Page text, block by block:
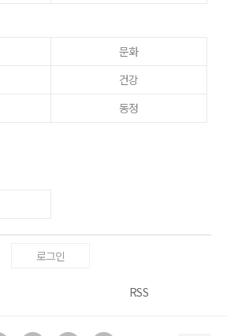
문화
건강
동정
로그인
RSS